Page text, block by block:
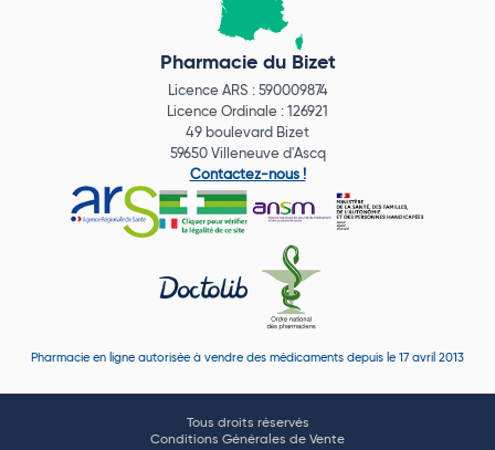
Pharmacie du Bizet
Licence ARS : 590009874
Licence Ordinale : 126921
49 boulevard Bizet
59650 Villeneuve d'Ascq
Contactez-nous !
Pharmacie en ligne autorisée à vendre des médicaments depuis le 17 avril 2013
Tous droits réservés
Conditions Générales de Vente